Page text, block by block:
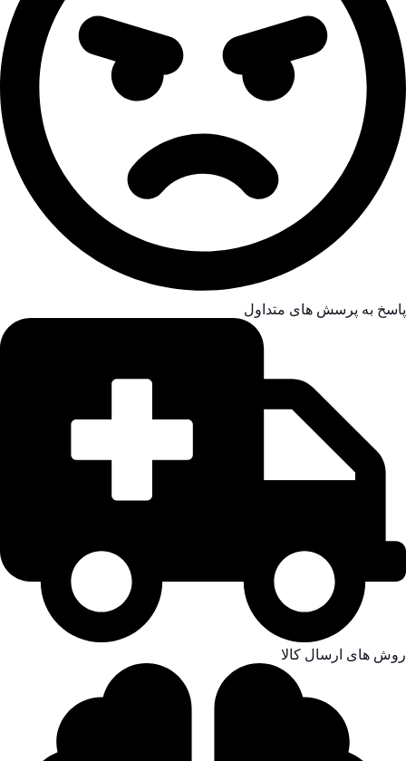
پاسخ به پرسش های متداول
روش های ارسال کالا